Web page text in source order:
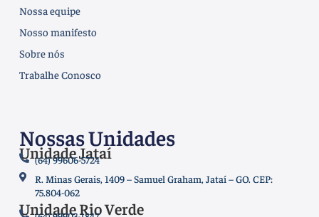
Nossa equipe
Nosso manifesto
Sobre nós
Trabalhe Conosco
Nossas Unidades
Unidade Jataí
(64) 99606-5724
R. Minas Gerais, 1409 – Samuel Graham, Jataí – GO. CEP:
75.804-062
Unidade Rio Verde